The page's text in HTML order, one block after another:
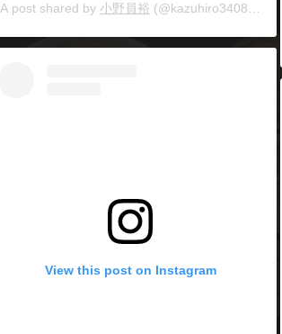
A post shared by 小野員裕 (@kazuhiro340827) on
View this post on Instagram